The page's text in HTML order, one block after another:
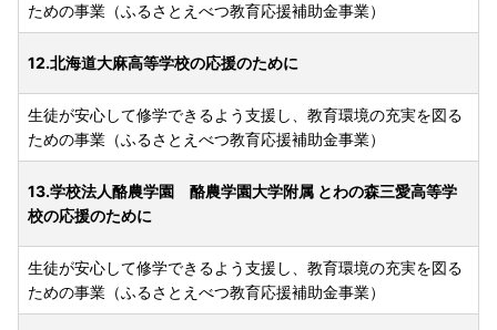
ための事業（ふるさとえべつ教育応援補助金事業）
12.北海道大麻高等学校の応援のために
生徒が安心して修学できるよう支援し、教育環境の充実を図る
ための事業（ふるさとえべつ教育応援補助金事業）
13.学校法人酪農学園 酪農学園大学附属 とわの森三愛高等学
校の応援のために
生徒が安心して修学できるよう支援し、教育環境の充実を図る
ための事業（ふるさとえべつ教育応援補助金事業）